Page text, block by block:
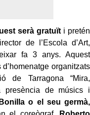
serà gratuïti pretén
de l’Escola d’Art,
fa 3 anys. Aquest
organitzats
de Tarragona “Mira,
presència de músics i
o el seu germà,